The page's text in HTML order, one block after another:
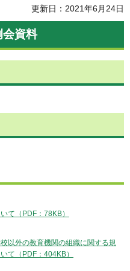
更新日：2021年6月24日
資料
て（PDF：78KB）
以外の教育機関の組織に関する規
て（PDF：404KB）